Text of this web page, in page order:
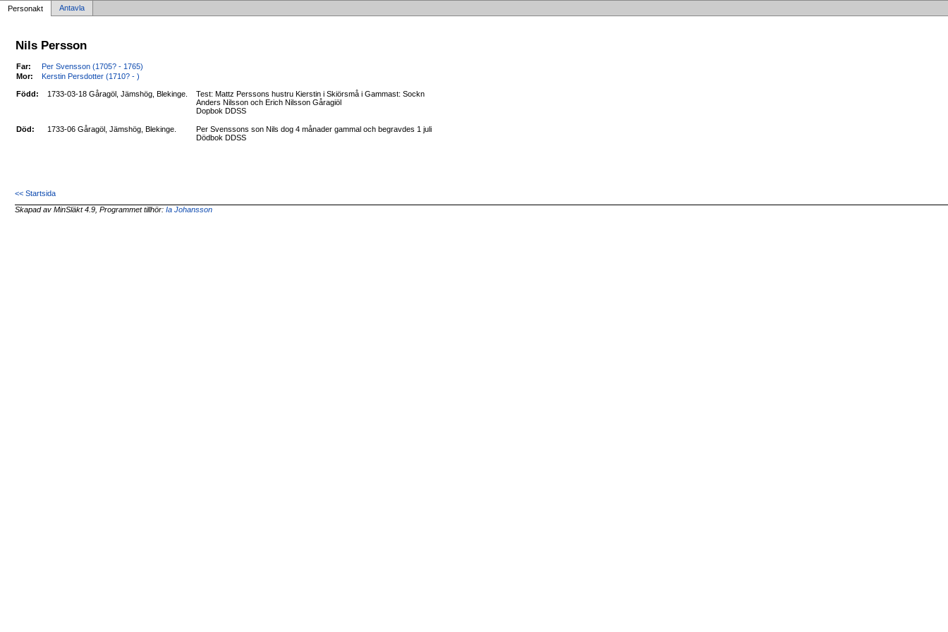
Personakt Antavla
Nils Persson
Far:
Per Svensson (1705? - 1765)
Mor:
Kerstin Persdotter (1710? - )
Född: 1733-03-18 Gåragöl, Jämshög, Blekinge.
Test: Mattz Perssons hustru Kierstin i Skiörsmå i Gammast: Sockn
Anders Nilsson och Erich Nilsson Gåragiöl
Dopbok DDSS
Död: 1733-06 Gåragöl, Jämshög, Blekinge.
Per Svenssons son Nils dog 4 månader gammal och begravdes 1 juli
Dödbok DDSS
<< Startsida
Skapad av MinSläkt 4.9, Programmet tillhör:Ia Johansson